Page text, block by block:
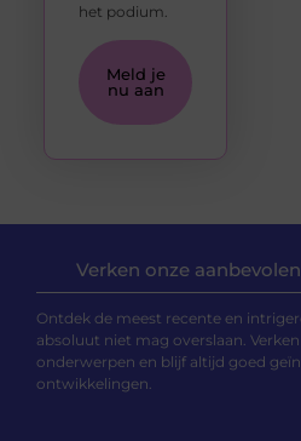
het podium.
Meld je
nu aan
Verken onze
Ontdek de meest recente en
absoluut niet mag overslaan.
onderwerpen en blijf altijd goed
ontwikkelingen.